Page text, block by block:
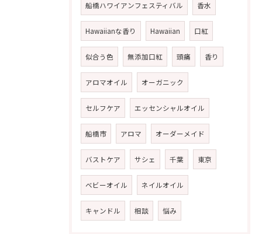
船橋ハワイアンフェスティバル 香水
Hawaiianな香り Hawaiian 口紅
似合う色 無添加口紅 頭痛 香り
アロマオイル オーガニック
セルフケア エッセンシャルオイル
船橋市 アロマ オーダーメイド
バストケア サシェ 千葉 東京
ベビーオイル ネイルオイル
キャンドル 相談 悩み